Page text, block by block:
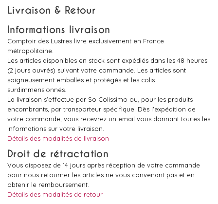
Livraison & Retour
Informations livraison
Comptoir des Lustres livre exclusivement en France
métropolitaine.
Les articles disponibles en stock sont expédiés dans les 48 heures
(2 jours ouvrés) suivant votre commande. Les articles sont
soigneusement emballés et protégés et les colis
surdimmensionnés.
La livraison s'effectue par So Colissimo ou, pour les produits
encombrants, par transporteur spécifique. Dès l'expédition de
votre commande, vous recevrez un email vous donnant toutes les
informations sur votre livraison.
Détails des modalités de livraison
Droit de rétractation
Vous disposez de 14 jours après réception de votre commande
pour nous retourner les articles ne vous convenant pas et en
obtenir le remboursement.
Détails des modalités de retour